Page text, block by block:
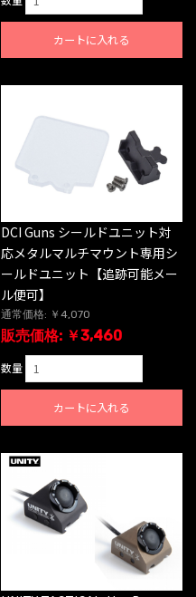
カートに入れる
DCI Guns シールドユニット対
応メタルマルチマウント専用シ
ールドユニット【追跡可能メー
ル便可】
通常価格: ￥4,070
販売価格: ￥3,460
数量
カートに入れる